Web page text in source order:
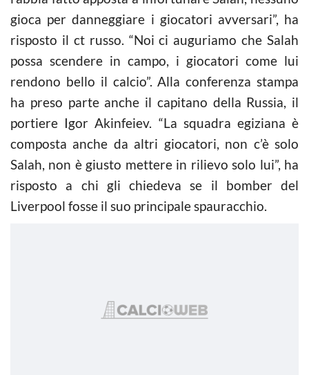
gioca per danneggiare i giocatori avversari”, ha
risposto il ct russo. “Noi ci auguriamo che Salah
possa scendere in campo, i giocatori come lui
rendono bello il calcio”. Alla conferenza stampa
ha preso parte anche il capitano della Russia, il
portiere Igor Akinfeiev. “La squadra egiziana è
composta anche da altri giocatori, non c’è solo
Salah, non è giusto mettere in rilievo solo lui”, ha
risposto a chi gli chiedeva se il bomber del
Liverpool fosse il suo principale spauracchio.